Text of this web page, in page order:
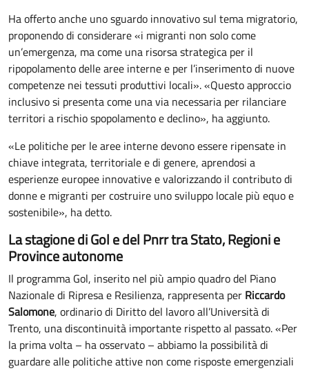
Ha offerto anche uno sguardo innovativo sul tema migratorio,
proponendo di considerare «i migranti non solo come
un’emergenza, ma come una risorsa strategica per il
ripopolamento delle aree interne e per l’inserimento di nuove
competenze nei tessuti produttivi locali». «Questo approccio
inclusivo si presenta come una via necessaria per rilanciare
territori a rischio spopolamento e declino», ha aggiunto.
«Le politiche per le aree interne devono essere ripensate in
chiave integrata, territoriale e di genere, aprendosi a
esperienze europee innovative e valorizzando il contributo di
donne e migranti per costruire uno sviluppo locale più equo e
sostenibile», ha detto.
La stagione di Gol e del Pnrr tra Stato, Regioni e
Province autonome
Il programma Gol, inserito nel più ampio quadro del Piano
Nazionale di Ripresa e Resilienza, rappresenta per Riccardo
Salomone, ordinario di Diritto del lavoro all’Università di
Trento, una discontinuità importante rispetto al passato. «Per
la prima volta – ha osservato – abbiamo la possibilità di
guardare alle politiche attive non come risposte emergenziali